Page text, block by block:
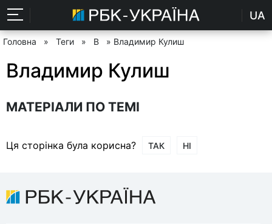
UA
Головна » Теги » В » Владимир Кулиш
Владимир Кулиш
МАТЕРІАЛИ ПО ТЕМІ
Ця сторінка була корисна? ТАК НІ